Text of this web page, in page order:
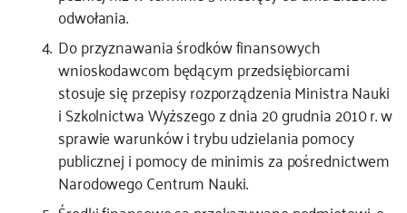
odwołania.
Do przyznawania środków finansowych
wnioskodawcom będącym przedsiębiorcami
stosuje się przepisy rozporządzenia Ministra Nauki
i Szkolnictwa Wyższego z dnia 20 grudnia 2010 r. w
sprawie warunków i trybu udzielania pomocy
publicznej i pomocy de minimis za pośrednictwem
Narodowego Centrum Nauki.